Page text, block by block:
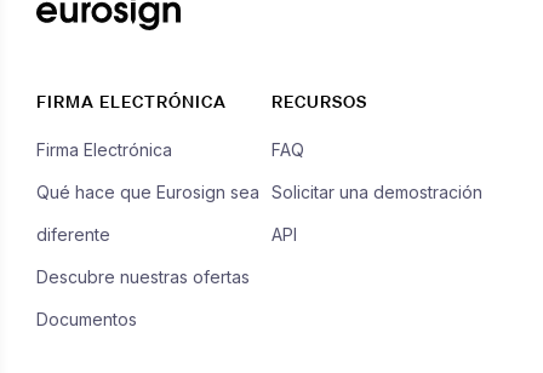
FIRMA ELECTRÓNICA
Firma Electrónica
Qué hace que Eurosign sea
diferente
Descubre nuestras ofertas
Documentos
RECURSOS
FAQ
Solicitar una demostración
API